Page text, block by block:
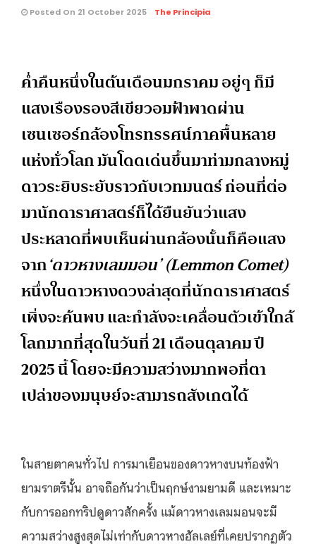
Posted On 21 October 2025 The Principia
ค่ำคืนหนึ่งในต้นเดือนมกราคม อยู่ๆ ก็มี
แสงเรืองรองสีเขียวอมฟ้าพาดผ่าน
เซนเซอร์กล้องโทรทรรศน์ภาคพื้นหลาย
แห่งทั่วโลก มันโดดเด่นขึ้นมาท่ามกลางหมู่
ดาวระยิบระยับราวกับเวทมนตร์ ก่อนที่ต่อ
มานักดาราศาสตร์ก็ได้ยืนยันว่าแสง
ประหลาดที่พบเห็นผ่านกล้องนั้นก็คือแสง
จาก‘ดาวหางเลมมอน’ (Lemmon Comet)
หนึ่งในดาวหางดวงล่าสุดที่นักดาราศาสตร์
เพิ่งจะค้นพบ และกำลังจะเคลื่อนตัวเข้าใกล้
โลกมากที่สุดในวันที่ 21 เดือนตุลาคม ปี
2025 นี้ โดยจะมีความสว่างมากพอที่ตา
เปล่าของมนุษย์จะสามารถสังเกตได้
ในสายตาคนทั่วไป การมาเยือนของดาวหางบนท้องฟ้า
ยามราตรีนั้น อาจถือกันว่าเป็นฤกษ์งามยามดี และเหมาะ
กับการออกทริปดูดาวสักครั้ง แม้ดาวหางเลมมอนจะมี
ความสว่างสูงสุดไม่เท่ากับดาวหางฮัลเลย์ที่เคยปรากฏตัว